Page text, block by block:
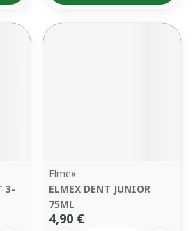
3-
Elmex
ELMEX DENT JUNIOR
75ML
4,90 €